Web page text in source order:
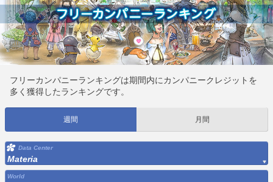
フリーカンパニーランキングは期間内にカンパニークレジットを
多く獲得したランキングです。
週間 月間
Data Center
Materia
World